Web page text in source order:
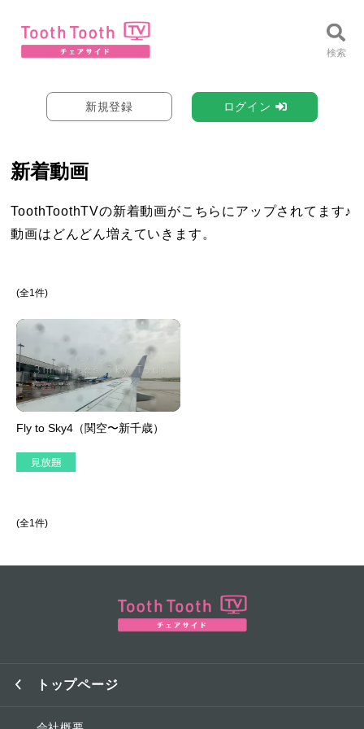
新規登録 ログイン
新着動画
ToothToothTVの新着動画がこちらにアップされてます♪
動画はどんどん増えていきます。
(全1件)
Fly to Sky4（関空〜新千歳）
(全1件)
トップページ